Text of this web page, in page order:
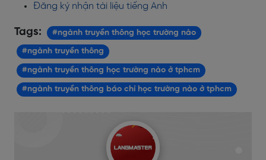
Đăng ký nhận tài liệu tiếng Anh
Tags: #ngành truyền thông học trường nào
#ngành truyền thông
#ngành truyền thông học trường nào ở tphcm
#ngành truyền thông báo chí học trường nào ở tphcm